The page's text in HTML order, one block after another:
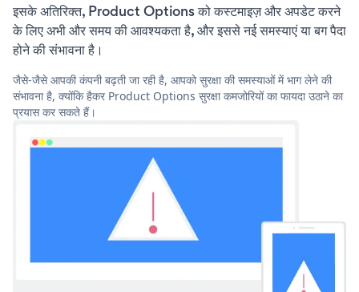
इसके अतिरिक्त, Product Options को कस्टमाइज़ और अपडेट करने
के लिए अभी और समय की आवश्यकता है, और इससे नई समस्याएं या बग पैदा
होने की संभावना है।
जैसे-जैसे आपकी कंपनी बढ़ती जा रही है, आपको सुरक्षा की समस्याओं में भाग लेने की
संभावना है, क्योंकि हैकर Product Options सुरक्षा कमजोरियों का फायदा उठाने का
प्रयास कर सकते हैं।